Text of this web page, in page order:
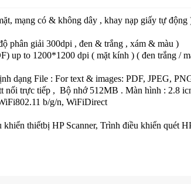
mạng có & không dây , khay nạp giấy tự động
phân giải 300dpi , đen & trắng , xám & màu )
up to 1200*1200 dpi ( mặt kính ) ( đen trắng /
dạng File : For text & images: PDF, JPEG,
nối trực tiếp , Bộ nhớ 512MB . Màn hình : 2.8
b/g/n, WiFiDirect
khiển thiếtbị HP Scanner, Trình điều khiển